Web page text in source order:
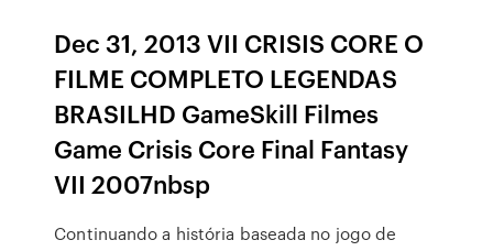
Dec 31, 2013 VII CRISIS CORE O
FILME COMPLETO LEGENDAS
BRASILHD GameSkill Filmes
Game Crisis Core Final Fantasy
VII 2007nbsp
Continuando a história baseada no jogo de